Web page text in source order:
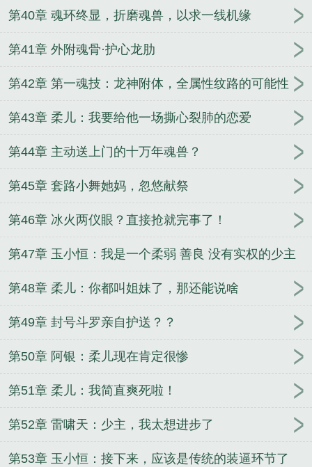
第40章 魂环终显，折磨魂兽，以求一线机缘
第41章 外附魂骨·护心龙肋
第42章 第一魂技：龙神附体，全属性纹路的可能性
第43章 柔儿：我要给他一场撕心裂肺的恋爱
第44章 主动送上门的十万年魂兽？
第45章 套路小舞她妈，忽悠献祭
第46章 冰火两仪眼？直接抢就完事了！
第47章 玉小恒：我是一个柔弱 善良 没有实权的少主
第48章 柔儿：你都叫姐妹了，那还能说啥
第49章 封号斗罗亲自护送？？
第50章 阿银：柔儿现在肯定很惨
第51章 柔儿：我简直爽死啦！
第52章 雷啸天：少主，我太想进步了
第53章 玉小恒：接下来，应该是传统的装逼环节了